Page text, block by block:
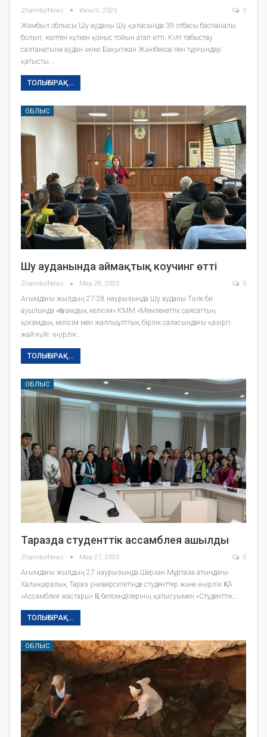
ZhambylNews Июн 9, 2025 0
Жамбыл облысы Шу ауданы Шу қаласында 39 отбасы баспаналы
болып, көптен күткен қоныс тойын атап өтті. Кілт табыстау
салтанатына аудан әкімі Бақытжан Жәнібеков пен тұрғындар
қатысты.…
ТОЛЫҒЫРАҚ...
ОБЛЫС
Шу ауданында аймақтық коучинг өтті
ZhambylNews Мар 28, 2025 0
Ағымдағы жылдың 27-28 наурызында Шу ауданы Төле би
ауылында «Қоғамдық келісім» КММ «Мемлекеттік саясаттың
қоғамдық келісім мен жалпыұлттық бірлік саласындағы қазіргі
жай-күйі: өңірлік…
ТОЛЫҒЫРАҚ...
ОБЛЫС
Таразда студенттік ассамблея ашылды
ZhambylNews Мар 27, 2025 0
Ағымдағы жылдың 27 наурызында Шерхан Мұртаза атындағы
Халықаралық Тараз университетінде студенттер және өңірлік ҚХА
«Ассамблея жастары» ҚБ белсенділерінің қатысуымен «Студенттік…
ТОЛЫҒЫРАҚ...
ОБЛЫС